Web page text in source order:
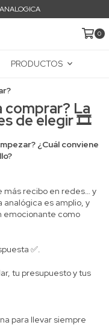
0
PRODUCTOS
comprar? La
de elegir 🎞️
¿Cuál conviene
más recibo en redes… y
es amplio, y
emocionante como
✅.
tu presupuesto y tus
para llevar siempre